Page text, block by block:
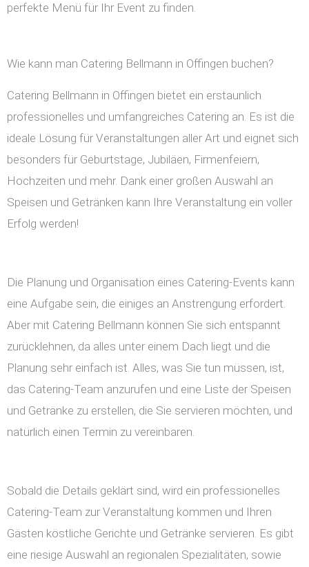
perfekte Menü für Ihr Event zu finden.
Wie kann man Catering Bellmann in Offingen buchen?
Catering Bellmann in Offingen bietet ein erstaunlich
professionelles und umfangreiches Catering an. Es ist die
ideale Lösung für Veranstaltungen aller Art und eignet sich
besonders für Geburtstage, Jubiläen, Firmenfeiern,
Hochzeiten und mehr. Dank einer großen Auswahl an
Speisen und Getränken kann Ihre Veranstaltung ein voller
Erfolg werden!
Die Planung und Organisation eines Catering-Events kann
eine Aufgabe sein, die einiges an Anstrengung erfordert.
Aber mit Catering Bellmann können Sie sich entspannt
zurücklehnen, da alles unter einem Dach liegt und die
Planung sehr einfach ist. Alles, was Sie tun müssen, ist,
das Catering-Team anzurufen und eine Liste der Speisen
und Getränke zu erstellen, die Sie servieren möchten, und
natürlich einen Termin zu vereinbaren.
Sobald die Details geklärt sind, wird ein professionelles
Catering-Team zur Veranstaltung kommen und Ihren
Gästen köstliche Gerichte und Getränke servieren. Es gibt
eine riesige Auswahl an regionalen Spezialitäten, sowie